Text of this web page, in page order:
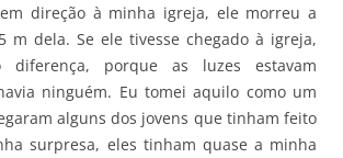
direção à minha igreja, ele morreu a
m dela. Se ele tivesse chegado à igreja,
porque as luzes estavam
ninguém. Eu tomei aquilo como um
alguns dos jovens que tinham feito
surpresa, eles tinham quase a minha